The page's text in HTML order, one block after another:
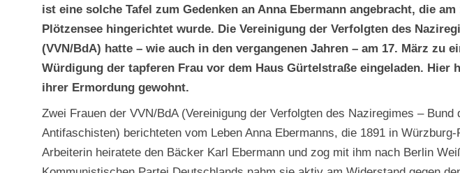
ist eine solche Tafel zum Gedenken an Anna Ebermann angebracht, die
Plötzensee hingerichtet wurde. Die Vereinigung der Verfolgten des
(VVN/BdA) hatte – wie auch in den vergangenen Jahren – am 17. März zu
Würdigung der tapferen Frau vor dem Haus Gürtelstraße eingeladen. Hier
ihrer Ermordung gewohnt.
Zwei Frauen der VVN/BdA (Vereinigung der Verfolgten des Naziregimes – Bund
Antifaschisten) berichteten vom Leben Anna Ebermanns, die 1891 in
Arbeiterin heiratete den Bäcker Karl Ebermann und zog mit ihm nach Berlin